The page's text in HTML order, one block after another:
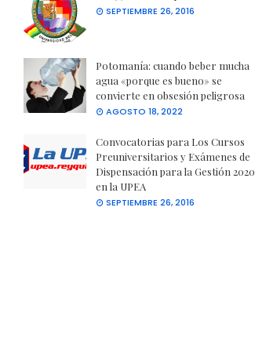
SEPTIEMBRE 26, 2016
Potomanía: cuando beber mucha
agua «porque es bueno» se
convierte en obsesión peligrosa
AGOSTO 18, 2022
Convocatorias para Los Cursos
Preuniversitarios y Exámenes de
Dispensación para la Gestión 2020
en la UPEA
SEPTIEMBRE 26, 2016